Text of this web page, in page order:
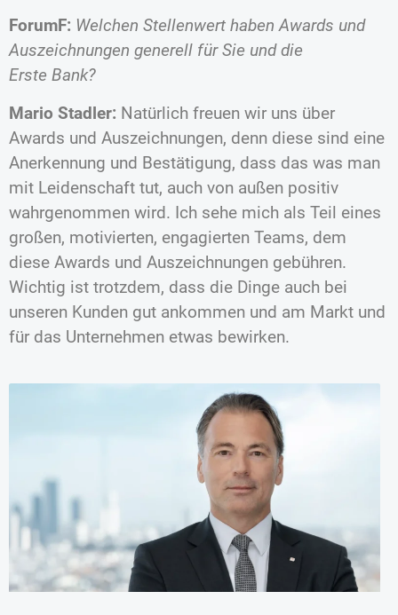
ForumF: Welchen Stellenwert haben Awards und
Auszeichnungen generell für Sie und die
Erste Bank?
Mario Stadler: Natürlich freuen wir uns über
Awards und Auszeichnungen, denn diese sind eine
Anerkennung und Bestätigung, dass das was man
mit Leidenschaft tut, auch von außen positiv
wahrgenommen wird. Ich sehe mich als Teil eines
großen, motivierten, engagierten Teams, dem
diese Awards und Auszeichnungen gebühren.
Wichtig ist trotzdem, dass die Dinge auch bei
unseren Kunden gut ankommen und am Markt und
für das Unternehmen etwas bewirken.